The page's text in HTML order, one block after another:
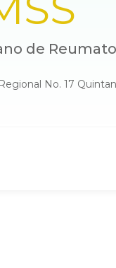
de
No. 17